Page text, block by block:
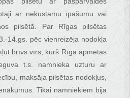
ar nekustamu īpašumu vai
pilsētā. Par Rīgas pilsētas
14.gs. pēc vienreizēja nodokļa
brīvs vīrs, kurš Rīgā apmetās
t.s. namnieka uzturu ar
maksāja pilsētas nodokļus,
Tikai namniekiem bija